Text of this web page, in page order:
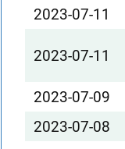
2023-07-11
2023-07-11
2023-07-09
2023-07-08